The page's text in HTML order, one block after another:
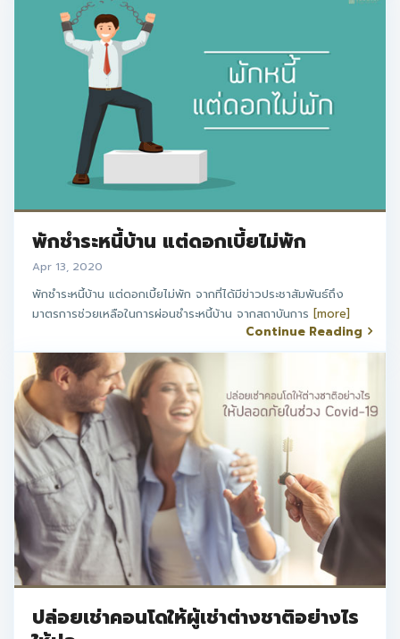
พักชำระหนี้บ้าน แต่ดอกเบี้ยไม่พัก
Apr 13, 2020
พักชำระหนี้บ้าน แต่ดอกเบี้ยไม่พัก จากที่ได้มีข่าวประชาสัมพันธ์ถึง
มาตรการช่วยเหลือในการผ่อนชำระหนี้บ้าน จากสถาบันการ [more]
Continue Reading
ปล่อยเช่าคอนโดให้ผู้เช่าต่างชาติอย่างไร